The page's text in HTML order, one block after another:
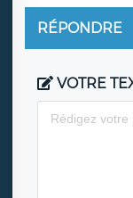
RÉPONDRE
VOTRE